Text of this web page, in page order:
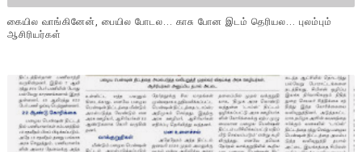
கையில வாங்கினேன், பையில போடல... காசு போன இடம் தெரியல... புலம்பும்
ஆசிரியர்கள்